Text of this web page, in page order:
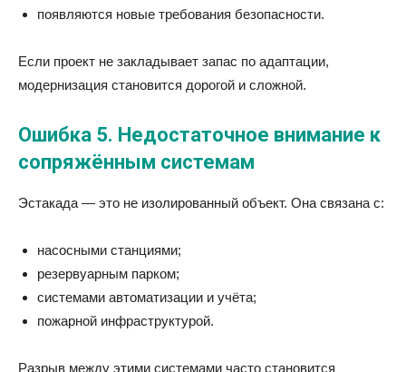
появляются новые требования безопасности.
Если проект не закладывает запас по адаптации,
модернизация становится дорогой и сложной.
Ошибка 5. Недостаточное внимание к
сопряжённым системам
Эстакада — это не изолированный объект. Она связана с:
насосными станциями;
резервуарным парком;
системами автоматизации и учёта;
пожарной инфраструктурой.
Разрыв между этими системами часто становится